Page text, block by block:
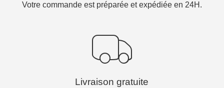
Votre commande est préparée et expédiée en 24H.
Livraison gratuite